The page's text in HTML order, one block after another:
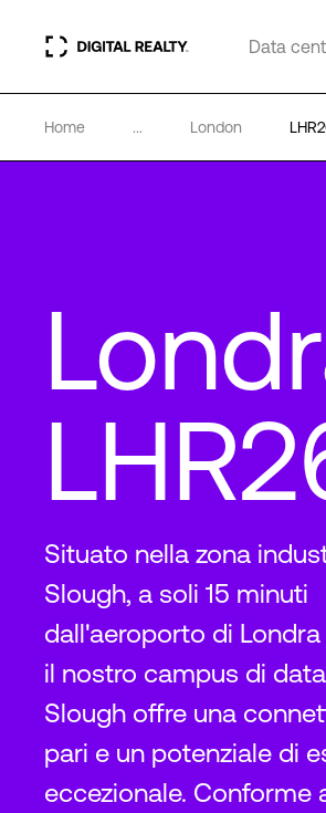
Data
Home ... London
Situato nella zona
Slough, a soli 15 minuti
dall'aeroporto di
il nostro campus di
Slough offre una
pari e un potenziale di
eccezionale. Conforme